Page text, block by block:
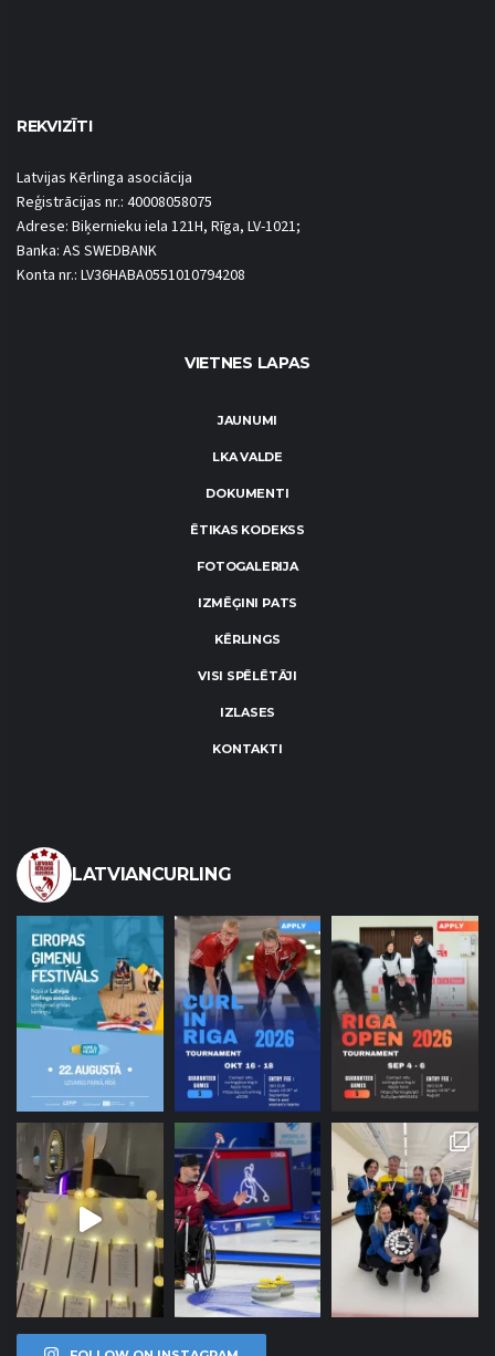
REKVIZĪTI
Latvijas Kērlinga asociācija
Reģistrācijas nr.: 40008058075
Adrese: Biķernieku iela 121H, Rīga, LV-1021;
Banka: AS SWEDBANK
Konta nr.: LV36HABA0551010794208
VIETNES LAPAS
JAUNUMI
LKA VALDE
DOKUMENTI
ĒTIKAS KODEKSS
FOTOGALERIJA
IZMĒĢINI PATS
KĒRLINGS
VISI SPĒLĒTĀJI
IZLASES
KONTAKTI
LATVIANCURLING